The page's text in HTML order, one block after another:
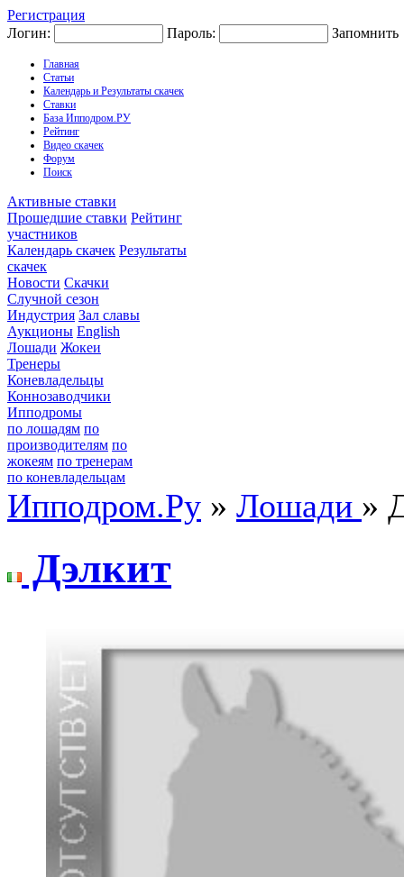
Регистрация
Логин:
Пароль: Запомнить
Главная
Статьи
Календарь и Результаты скачек
Ставки
База Ипподром.РУ
Рейтинг
Видео скачек
Форум
Поиск
Активные ставки
Прошедшие ставки Рейтинг
участников
Календарь скачек Результаты
скачек
Новости Скачки
Случной сезон
Индустрия Зал славы
Аукционы English
Лошади Жокеи
Тренеры
Коневладельцы
Коннозаводчики
Ипподромы
по лошадям по
производителям по
жокеям по тренерам
по коневладельцам
Ипподром.Ру » Лошади »
Дэлкит